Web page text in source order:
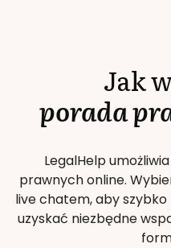
Jak
porada
LegalHelp
prawnych online.
live chatem, aby
uzyskać niezbędne